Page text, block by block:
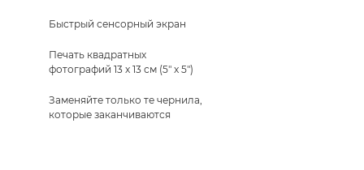
Быстрый сенсорный экран
Печать квадратных
фотографий 13 x 13 см (5" x 5")
Заменяйте только те чернила,
которые заканчиваются